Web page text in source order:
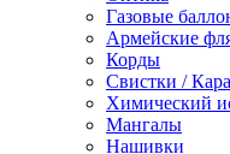
Газовые
Армейские
Корды
Свистки /
Химический
Мангалы
Нашивки